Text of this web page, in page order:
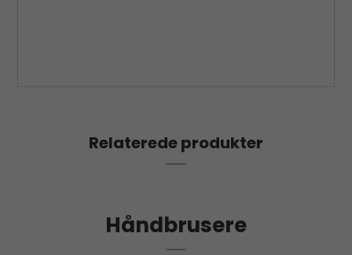
Relaterede produkter
Håndbrusere